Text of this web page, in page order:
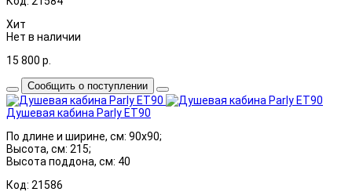
Хит
Нет в наличии
15 800 р.
Сообщить о поступлении
Душевая кабина Parly ET90
По длине и ширине, см: 90x90;
Высота, см: 215;
Высота поддона, см: 40
Код: 21586